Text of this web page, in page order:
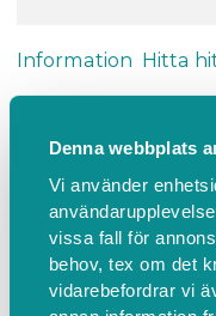
Denna webbplats
Vi använder
vissa fall för
behov, tex om det
vidarebefordrar vi
Information Hitta
Vänerport
jultavla &
Måla steg för steg
Ingen